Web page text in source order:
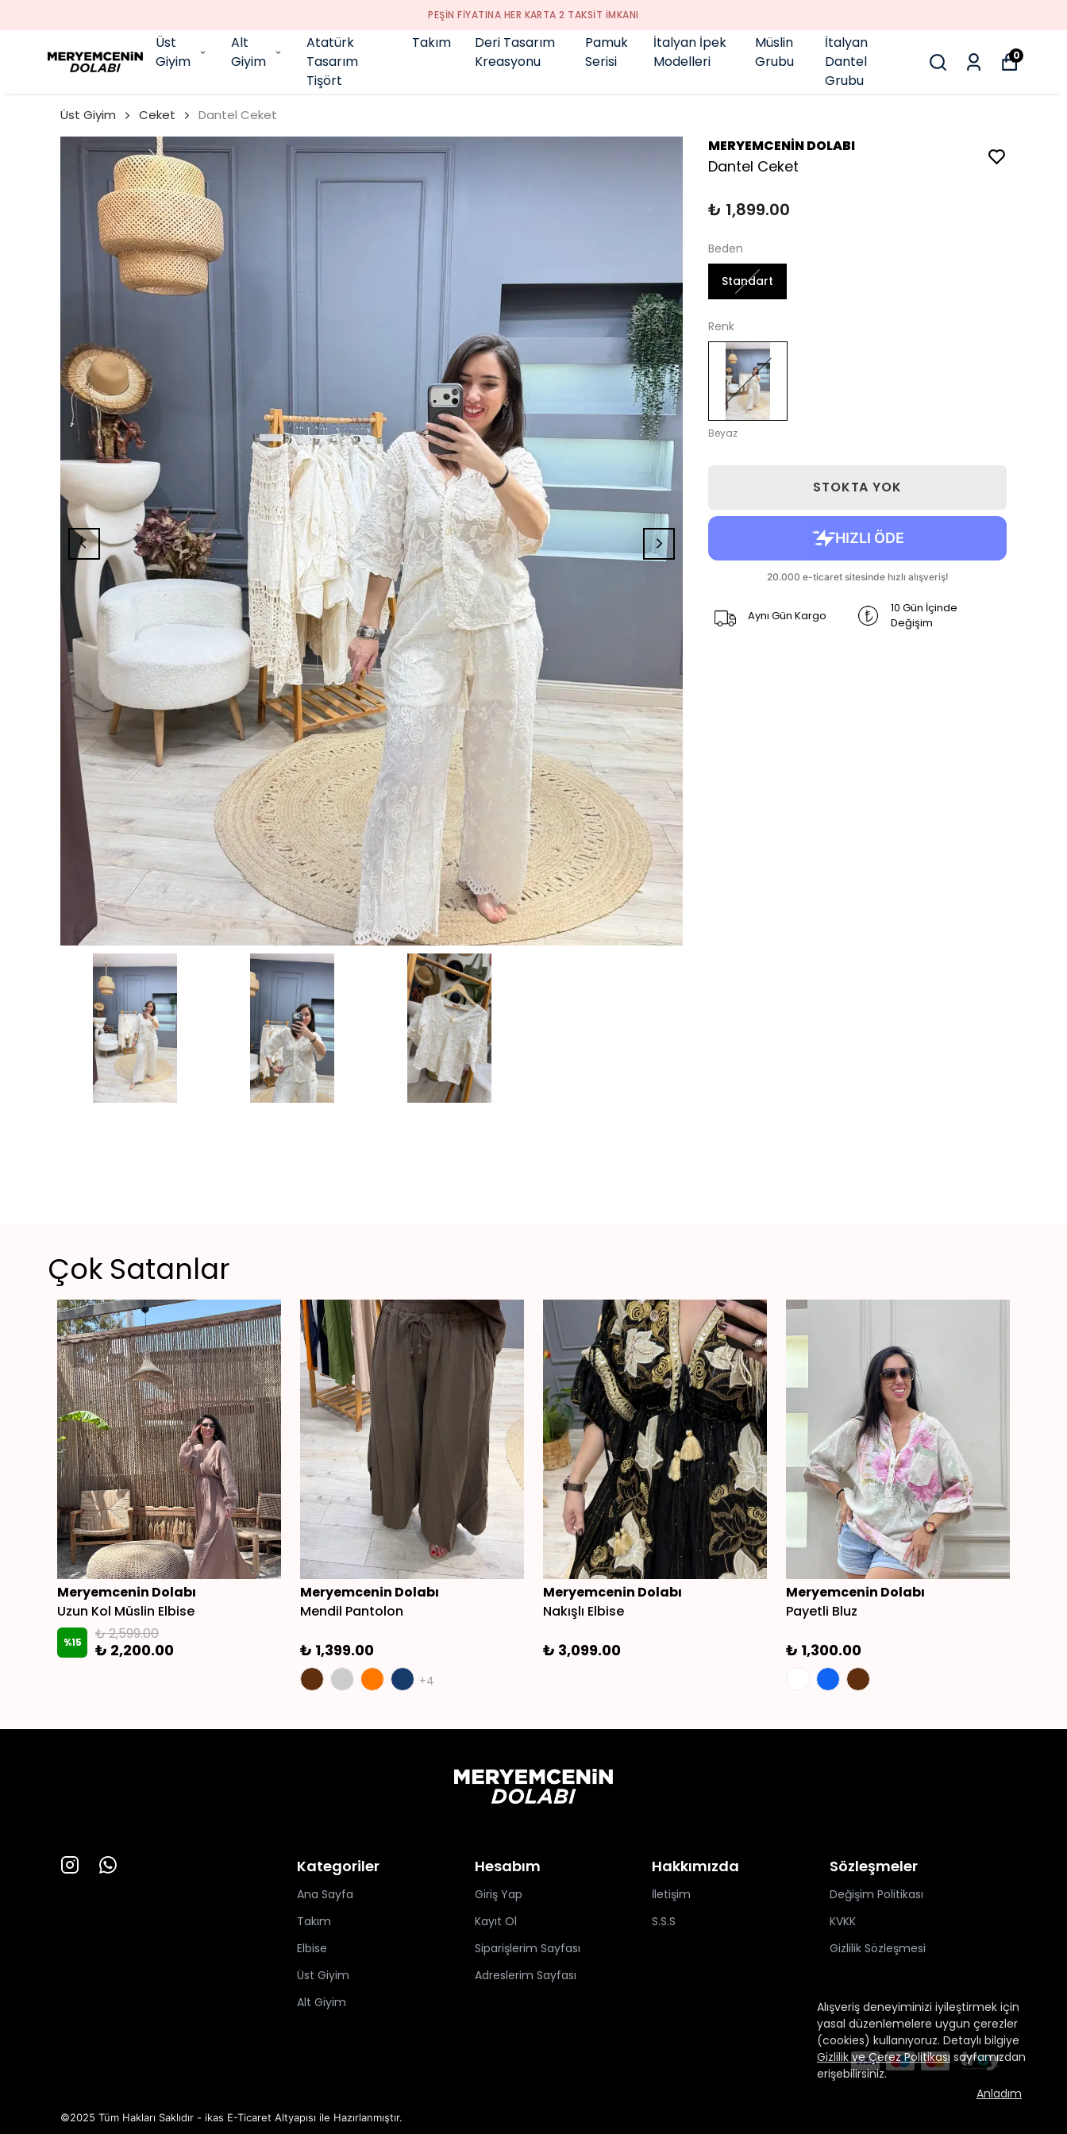
GENÇ BÜYÜK BEDEN 👑
Üst
Giyim
Alt
Giyim
Atatürk
Tasarım
Tişört
Takım
Deri Tasarım
Kreasyonu
Pamuk
Serisi
İtalyan İpek
Modelleri
Müslin
Grubu
İtalyan
Dantel
Grubu
0
Alışveriş deneyiminizi iyileştirmek için
yasal düzenlemelere uygun çerezler
(cookies) kullanıyoruz. Detaylı bilgiye
Gizlilik ve Çerez Politikası sayfamızdan
erişebilirsiniz.
Anladım
Üst Giyim Ceket Dantel Ceket
MERYEMCENİN DOLABI
Dantel Ceket
₺ 1,899.00
Beden
Standart
Renk
Beyaz
STOKTA YOK
Aynı Gün Kargo
10 Gün İçinde
Değişim
Çok Satanlar
Meryemcenin Dolabı
Uzun Kol Müslin Elbise
%15 ₺ 2,599.00
₺ 2,200.00
Meryemcenin Dolabı
Mendil Pantolon
₺ 1,399.00
+4
Meryemcenin Dolabı
Nakışlı Elbise
₺ 3,099.00
Meryemcenin Dolabı
Payetli Bluz
₺ 1,300.00
Kategoriler
Ana Sayfa
Takım
Elbise
Üst Giyim
Alt Giyim
Hesabım
Giriş Yap
Kayıt Ol
Siparişlerim Sayfası
Adreslerim Sayfası
Hakkımızda
İletişim
S.S.S
Sözleşmeler
Değişim Politikası
KVKK
Gizlilik Sözleşmesi
©2025 Tüm Hakları Saklıdır - ikas E-Ticaret Altyapısı ile Hazırlanmıştır.